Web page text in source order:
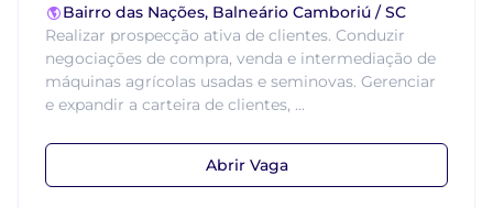
Bairro das Nações, Balneário Camboriú / SC
Realizar prospecção ativa de clientes. Conduzir
negociações de compra, venda e intermediação de
máquinas agrícolas usadas e seminovas. Gerenciar
e expandir a carteira de clientes, ...
Abrir Vaga